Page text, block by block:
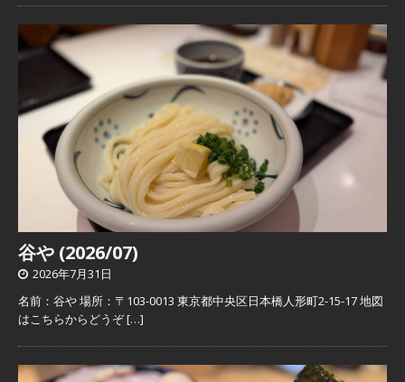
谷や (2026/07)
2026年7月31日
名前：谷や 場所：〒103-0013 東京都中央区日本橋人形町2-15-17 地図
はこちらからどうぞ[…]